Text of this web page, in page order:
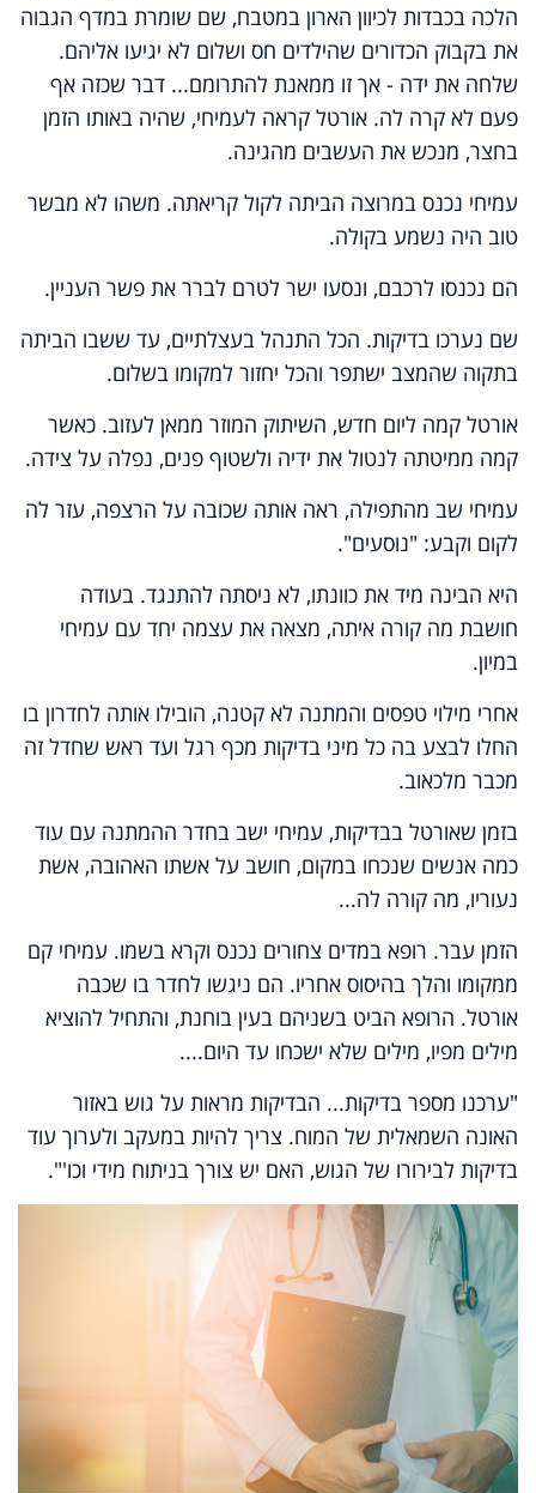
הלכה בכבדות לכיוון הארון במטבח, שם שומרת במדף הגבוה
את בקבוק הכדורים שהילדים חס ושלום לא יגיעו אליהם.
שלחה את ידה - אך זו ממאנת להתרומם... דבר שכזה אף
פעם לא קרה לה. אורטל קראה לעמיחי, שהיה באותו הזמן
בחצר, מנכש את העשבים מהגינה.
עמיחי נכנס במרוצה הביתה לקול קריאתה. משהו לא מבשר
טוב היה נשמע בקולה.
הם נכנסו לרכבם, ונסעו ישר לטרם לברר את פשר העניין.
שם נערכו בדיקות. הכל התנהל בעצלתיים, עד ששבו הביתה
בתקוה שהמצב ישתפר והכל יחזור למקומו בשלום.
אורטל קמה ליום חדש, השיתוק המוזר ממאן לעזוב. כאשר
קמה ממיטתה לנטול את ידיה ולשטוף פנים, נפלה על צידה.
עמיחי שב מהתפילה, ראה אותה שכובה על הרצפה, עזר לה
לקום וקבע: "נוסעים".
היא הבינה מיד את כוונתו, לא ניסתה להתנגד. בעודה
חושבת מה קורה איתה, מצאה את עצמה יחד עם עמיחי
במיון.
אחרי מילוי טפסים והמתנה לא קטנה, הובילו אותה לחדרון בו
החלו לבצע בה כל מיני בדיקות מכף רגל ועד ראש שחדל זה
מכבר מלכאוב.
בזמן שאורטל בבדיקות, עמיחי ישב בחדר ההמתנה עם עוד
כמה אנשים שנכחו במקום, חושב על אשתו האהובה, אשת
נעוריו, מה קורה לה...
הזמן עבר. רופא במדים צחורים נכנס וקרא בשמו. עמיחי קם
ממקומו והלך בהיסוס אחריו. הם ניגשו לחדר בו שכבה
אורטל. הרופא הביט בשניהם בעין בוחנת, והתחיל להוציא
מילים מפיו, מילים שלא ישכחו עד היום....
"ערכנו מספר בדיקות... הבדיקות מראות על גוש באזור
האונה השמאלית של המוח. צריך להיות במעקב ולערוך עוד
בדיקות לבירורו של הגוש, האם יש צורך בניתוח מידי וכו'".